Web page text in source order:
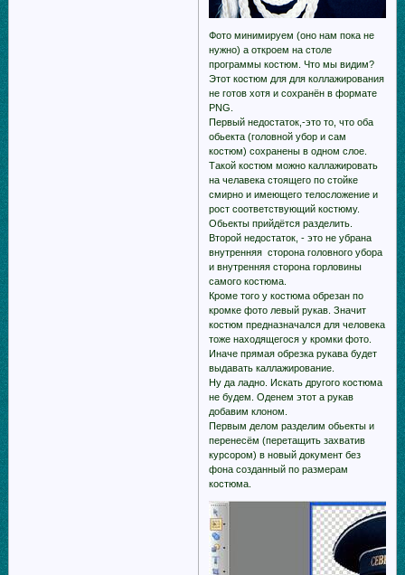
Фото минимируем (оно нам пока не
нужно) а откроем на столе
программы костюм. Что мы видим?
Этот костюм для для кoллажирования
не готов хотя и сохранён в формате
PNG.
Первый недостаток,-это то, что оба
обьекта (головной убор и сам
костюм) сохранены в одном слое.
Такой костюм можно каллажировать
на челавека стоящего по стойке
смирно и имеющего телосложение и
рост соответствующий костюму.
Обьекты прийдётся разделить.
Второй недостаток, - это не убрана
внутренняя сторона головного убора
и внутренняя сторона горловины
самого костюма.
Кроме того у костюма обрезан по
кромке фото левый рукав. Значит
костюм предназначался для человека
тоже находящегося у кромки фото.
Иначе прямая обрезка рукава будет
выдавать каллажирование.
Ну да ладно. Искать другого костюма
не будем. Оденем этот а рукав
добавим клоном.
Первым делом разделим обьекты и
перенесём (перетащить захватив
курсором) в новый документ без
фона созданный по размерам
костюма.